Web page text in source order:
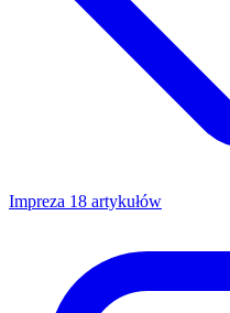
Impreza 18 artykułów